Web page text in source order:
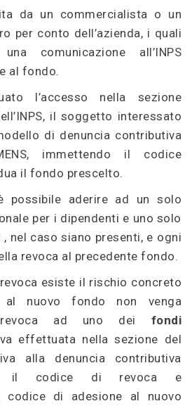
da un commercialista o un
per conto dell’azienda, i quali
comunicazione all’INPS
al fondo.
l’accesso nella sezione
il soggetto interessato
di denuncia contributiva
immettendo il codice
il fondo prescelto.
possibile aderire ad un solo
per i dipendenti e uno solo
nel caso siano presenti, e ogni
revoca al precedente fondo.
esiste il rischio concreto
nuovo fondo non venga
revoca ad uno dei fondi
va effettuata nella sezione del
alla denuncia contributiva
il codice di revoca e
codice di adesione al nuovo